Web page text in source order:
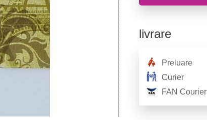
livrare
Preluare
Curier
FAN Courier